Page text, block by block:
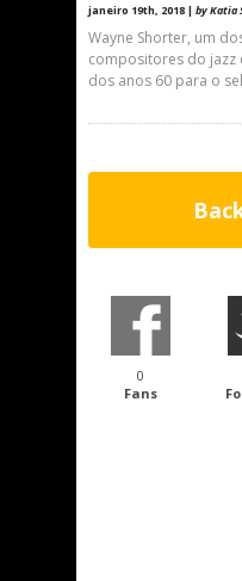
janeiro 19th, 2018 | by Katia
Wayne Shorter, um
compositores do
dos anos 60 para o
0
Fans